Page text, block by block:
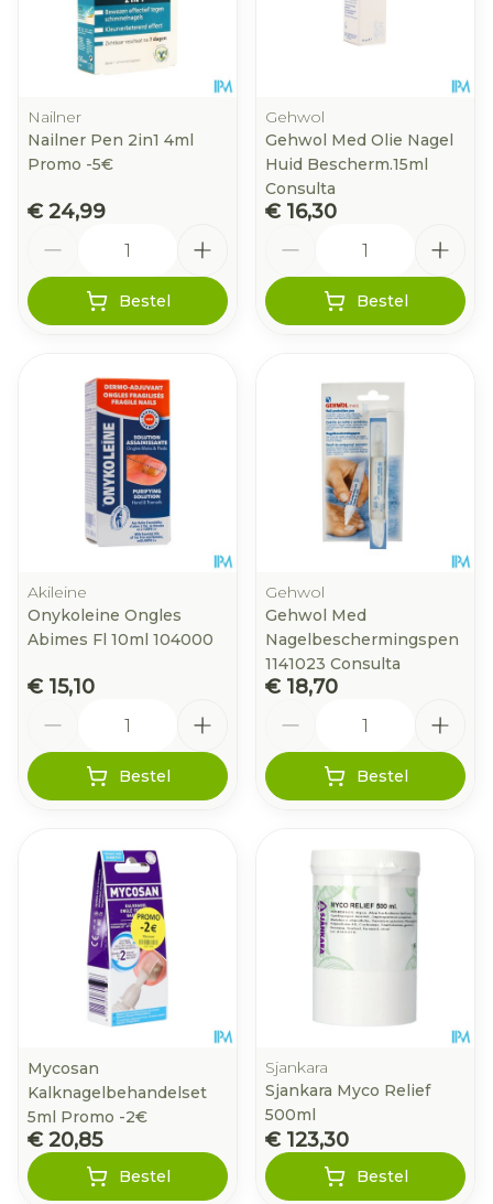
Nailner
Nailner Pen 2in1 4ml
Promo -5€
€ 24,99
Bestel
Gehwol
Gehwol Med Olie Nagel
Huid Bescherm.15ml
Consulta
€ 16,30
Bestel
Akileine
Onykoleine Ongles
Abimes Fl 10ml 104000
€ 15,10
Bestel
Gehwol
Gehwol Med
Nagelbeschermingspen
1141023 Consulta
€ 18,70
Bestel
Mycosan
Kalknagelbehandelset
5ml Promo -2€
€ 20,85
Bestel
Sjankara
Sjankara Myco Relief
500ml
€ 123,30
Bestel